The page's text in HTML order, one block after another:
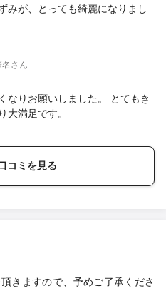
みが、とっても綺麗になりまし
さん
なりお願いしました。 とてもき
満足です。
コミを見る
きますので、予めご了承くださ